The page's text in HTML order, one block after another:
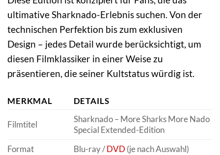
ultimative Sharknado-Erlebnis suchen. Von der
technischen Perfektion bis zum exklusiven
Design – jedes Detail wurde berücksichtigt, um
diesen Filmklassiker in einer Weise zu
präsentieren, die seiner Kultstatus würdig ist.
MERKMAL DETAILS
Filmtitel
Sharknado – More Sharks More Nado
Special Extended-Edition
Format
Blu-ray /DVD (je nach Auswahl)